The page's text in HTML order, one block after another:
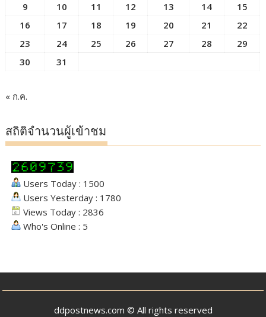
9
10 11 12 13 14
15
16
17 18 19 20 21
22
23
24 25 26 27 28
29
30
31
« ก.ค.
สถิติจำนวนผู้เข้าชม
Users Today : 1500
Users Yesterday : 1780
Views Today : 2836
Who's Online : 5
ddpostnews.com © All rights reserved